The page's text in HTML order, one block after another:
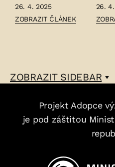
26. 4. 2025
ČLÁNEK:
ZOBRAZIT ČLÁNEK
26.
ZOBRAZITSIDEBAR
Projekt Adopce
je pod záštitou